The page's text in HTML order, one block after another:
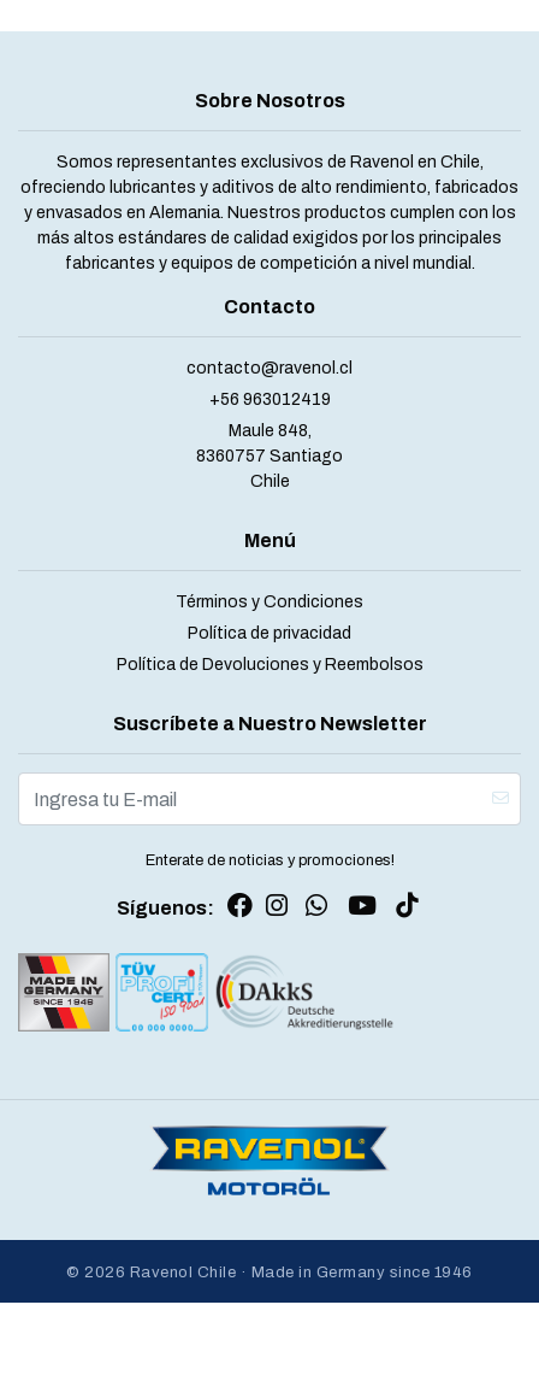
Sobre Nosotros
Somos representantes exclusivos de Ravenol en Chile,
ofreciendo lubricantes y aditivos de alto rendimiento, fabricados
y envasados en Alemania. Nuestros productos cumplen con los
más altos estándares de calidad exigidos por los principales
fabricantes y equipos de competición a nivel mundial.
Contacto
contacto@ravenol.cl
+56 963012419
Maule 848,
8360757 Santiago
Chile
Menú
Términos y Condiciones
Política de privacidad
Política de Devoluciones y Reembolsos
Suscríbete a Nuestro Newsletter
Enterate de noticias y promociones!
Síguenos:
© 2026 Ravenol Chile · Made in Germany since 1946